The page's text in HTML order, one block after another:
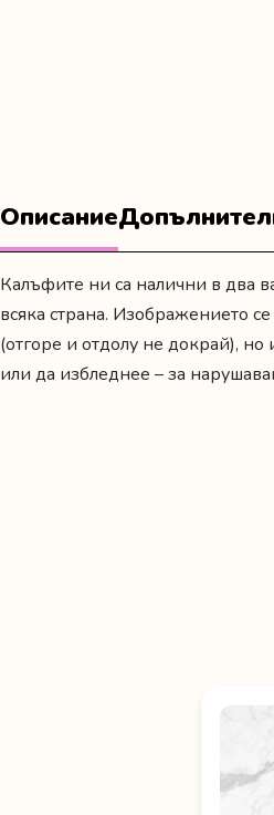
Описание
Калъфите ни са налични в два
всяка страна. Изображението
(отгоре и отдолу не докрай),
или да избледнее – за